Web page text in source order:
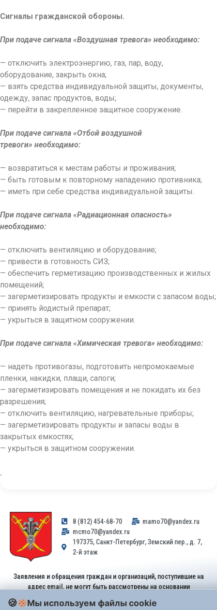
Сигналы гражданской обороны.
При подаче сигнала «Воздушная тревога» необходимо:
— отключить электроэнергию, газ, пар, воду,
оборудование, закрыть окна;
— взять средства индивидуальной защиты, документы,
одежду, запас продуктов, воды;
— перейти в закрепленное защитное сооружение.
При подаче сигнала «Отбой воздушной
тревоги» необходимо:
— возвратиться к местам работы и проживания;
— быть готовым к повторному нападению противника;
— иметь при себе средства индивидуальной защиты.
При подаче сигнала «Радиационная опасность»
необходимо:
— отключить вентиляцию и оборудование;
— привести в готовность СИЗ;
— обеспечить герметизацию производственных и жилых
помещений;
— загерметизировать продукты и емкости с запасом воды;
— принять йодистый препарат;
— укрыться в защитном сооружении.
При подаче сигнала «Химическая тревога» необходимо:
— надеть противогазы, подготовить непромокаемые
пленки, накидки, плащи, сапоги;
— загерметизировать помещения и не покидать их без
разрешения;
— отключить вентиляцию, нагревательные приборы;
— загерметизировать продукты и запасы воды в
закрытых емкостях;
— укрыться в защитном сооружении.
8 (812) 454-68-70
mamo70@yandex.ru
mcmo70@yandex.ru
197375, Санкт-Петербург, Земский пер., д. 7,
2-й этаж
Заявления и обращения граждан и организаций, поступившие на
адрес email, не могут быть рассмотрены на основании
принимаются только: по почте, черезпортал «Госуслуги» (ЕПГУ)
Мы используем файлы cookie